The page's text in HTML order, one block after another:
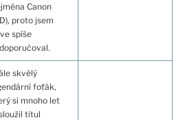
Canon
proto jsem
spíše
skvělý
foťák,
si mnoho let
titul